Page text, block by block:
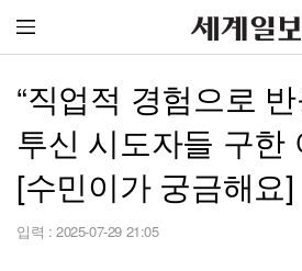
“직업적 경험으로
투신 시도자들 구한
[수민이가 궁금해요]
입력 : 2025-07-29 21:05